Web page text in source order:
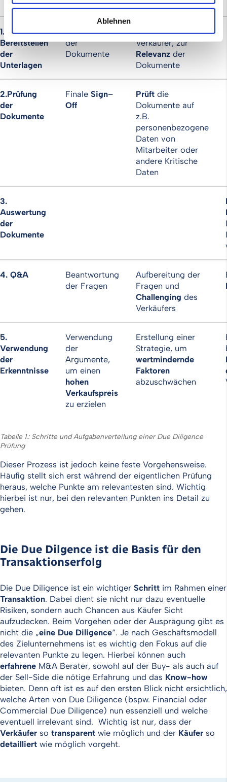
Ablehnen
(Verkäufer)
1.
Bereitstellen
der
Unterlagen
Bereitstellung
der
Dokumente
Berät den
Verkäufer, zur
Relevanz der
Dokumente
2.Prüfung
der
Dokumente
FinaleSign–
Off
Prüft die
Dokumente auf
z.B.
personenbezogene
Daten von
Mitarbeiter oder
andere Kritische
Daten
3.
Auswertung
der
Dokumente
4. Q&A
Beantwortung
der Fragen
Aufbereitung der
Fragen und
Challenging des
Verkäufers
5.
Verwendung
der
Erkenntnisse
Verwendung
der
Argumente,
um einen
hohen
Verkaufspreis
zu erzielen
Erstellung einer
Strategie, um
wertmindernde
Faktoren
abzuschwächen
Tabelle 1.: Schritte und Aufgabenverteilung einer Due Diligence
Prüfung
Dieser Prozess ist jedoch keine feste Vorgehensweise.
Häufig stellt sich erst während der eigentlichen Prüfung
heraus, welche Punkte am relevantesten sind. Wichtig
hierbei ist nur, bei den relevanten Punkten ins Detail zu
gehen.
Die Due Dilgence ist die Basis für den
Transaktionserfolg
Die Due Diligence ist ein wichtiger Schritt im Rahmen einer
Transaktion. Dabei dient sie nicht nur dazu eventuelle
Risiken, sondern auch Chancen aus Käufer Sicht
aufzudecken. Beim Vorgehen oder der Ausprägung gibt es
nicht die „eine Due Diligence“. Je nach Geschäftsmodell
des Zielunternehmens ist es wichtig den Fokus auf die
relevanten Punkte zu legen. Hierbei können auch
erfahrene M&A Berater, sowohl auf der Buy- als auch auf
der Sell-Side die nötige Erfahrung und das Know-how
bieten. Denn oft ist es auf den ersten Blick nicht ersichtlich,
welche Arten von Due Diligence (bspw. Financial oder
Commercial Due Diligence) nun essenziell und welche
eventuell irrelevant sind. Wichtig ist nur, dass der
Verkäufer so transparent wie möglich und der Käufer so
detailliert wie möglich vorgeht.